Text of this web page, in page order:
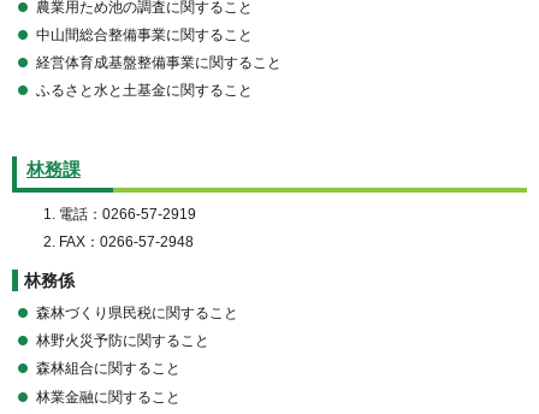
農業用ため池の調査に関すること
中山間総合整備事業に関すること
経営体育成基盤整備事業に関すること
ふるさと水と土基金に関すること
林務課
電話：0266-57-2919
FAX：0266-57-2948
林務係
森林づくり県民税に関すること
林野火災予防に関すること
森林組合に関すること
林業金融に関すること